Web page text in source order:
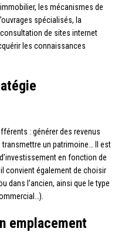
les mécanismes de
spécialisés, la
de sites internet
les connaissances
: générer des revenus
un patrimoine… Il est
en fonction de
convient également de choisir
dans l’ancien, ainsi que le type
emplacement